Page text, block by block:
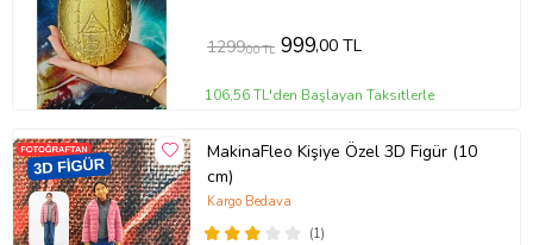
1299,00 TL 999,00 TL
106,56 TL'den Başlayan Taksitlerle
MakinaFleo Kişiye Özel 3D Figür (10
cm)
(1)
Kargo Bedava